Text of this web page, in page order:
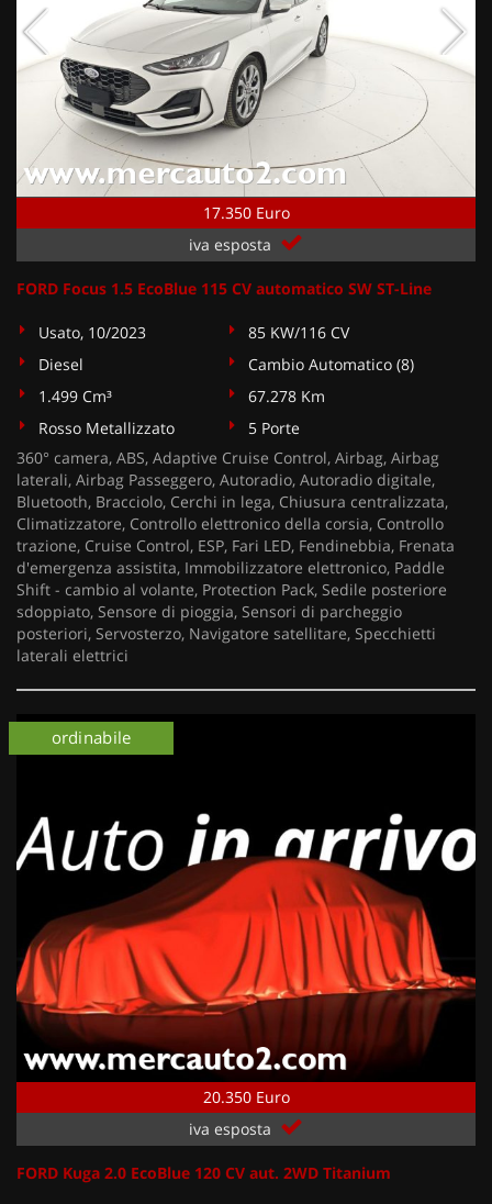
17.350 Euro
iva esposta
FORD Focus 1.5 EcoBlue 115 CV automatico SW ST-Line
Usato, 10/2023
85 KW/116 CV
Diesel
Cambio Automatico (8)
1.499 Cm³
67.278 Km
Rosso Metallizzato
5 Porte
360° camera, ABS, Adaptive Cruise Control, Airbag, Airbag
laterali, Airbag Passeggero, Autoradio, Autoradio digitale,
Bluetooth, Bracciolo, Cerchi in lega, Chiusura centralizzata,
Climatizzatore, Controllo elettronico della corsia, Controllo
trazione, Cruise Control, ESP, Fari LED, Fendinebbia, Frenata
d'emergenza assistita, Immobilizzatore elettronico, Paddle
Shift - cambio al volante, Protection Pack, Sedile posteriore
sdoppiato, Sensore di pioggia, Sensori di parcheggio
posteriori, Servosterzo, Navigatore satellitare, Specchietti
laterali elettrici
20.350 Euro
iva esposta
ordinabile
FORD Kuga 2.0 EcoBlue 120 CV aut. 2WD Titanium